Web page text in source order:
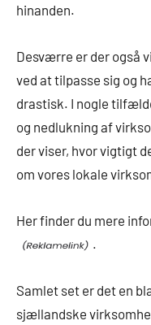
hinanden.
Desværre er der også
ved at tilpasse sig og
drastisk. I nogle
og nedlukning af
der viser, hvor vigtigt
om vores lokale
Her finder du mere
.
Samlet set er det en
sjællandske